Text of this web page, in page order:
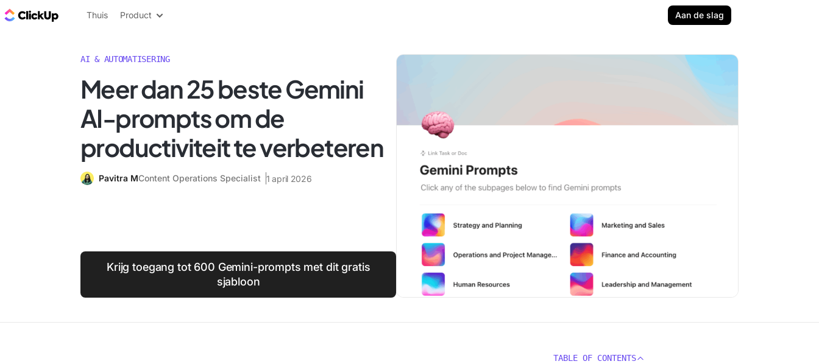
ClickUp Blog
Thuis Product Aan de slag
AI & AUTOMATISERING
Meer dan 25 beste Gemini
AI-prompts om de
productiviteit te verbeteren
Pavitra MContent Operations Specialist 1 april 2026
Krijg toegang tot 600 Gemini-prompts met dit gratis
sjabloon
TABLE OF CONTENTS